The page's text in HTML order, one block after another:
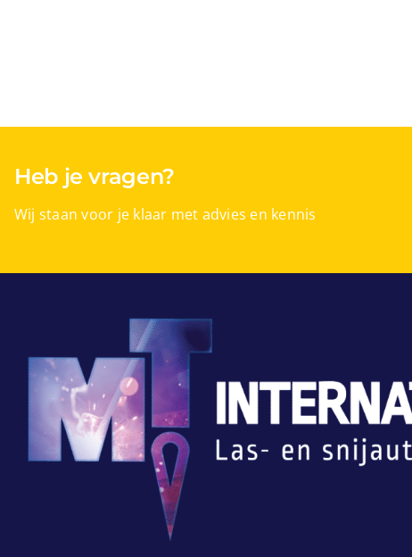
Heb je vragen?
Wij staan voor je klaar met advies en kennis